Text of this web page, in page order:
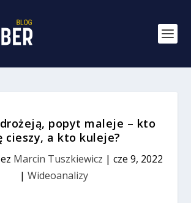
popyt maleje – kto
cieszy, a kto kuleje?
Marcin Tuszkiewicz | cze 9, 2022
| Wideoanalizy